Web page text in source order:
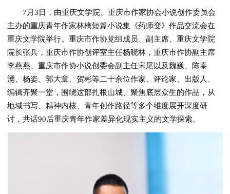
7月3日，由重庆文学院、重庆市作家协会小说创作委员会
主办的重庆青年作家林檎短篇小说集《药师变》作品交流会在
重庆文学院举行。重庆市作协党组成员、副主席、重庆文学院
院长张兵，重庆市作协创评室主任杨晓林，重庆市作协副主席
李燕燕、重庆市作协小说创委会副主任宋尾以及魏巍、陈泰
湧、杨姿、郭大章、贺彬等二十余位作家、评论家、出版人、
编辑齐聚一堂，围绕这部扎根山城、聚焦底层众生的作品，从
地域书写、精神内核、青年创作路径等多个维度展开深度研
讨，共话90后重庆青年作家差异化现实主义的文学探索。